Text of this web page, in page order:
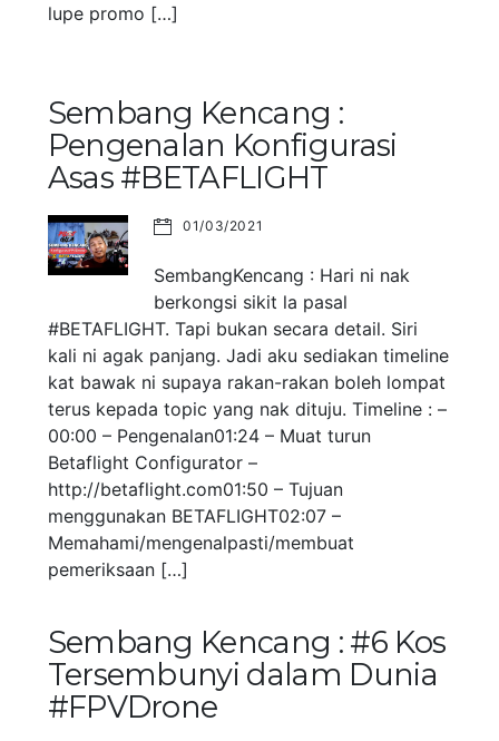
lupe promo […]
Sembang Kencang :
Pengenalan Konfigurasi
Asas #BETAFLIGHT
01/03/2021
SembangKencang : Hari ni nak
berkongsi sikit la pasal
#BETAFLIGHT. Tapi bukan secara detail. Siri
kali ni agak panjang. Jadi aku sediakan timeline
kat bawak ni supaya rakan-rakan boleh lompat
terus kepada topic yang nak dituju. Timeline : –
00:00 – Pengenalan01:24 – Muat turun
Betaflight Configurator –
http://betaflight.com01:50 – Tujuan
menggunakan BETAFLIGHT02:07 –
Memahami/mengenalpasti/membuat
pemeriksaan […]
Sembang Kencang : #6 Kos
Tersembunyi dalam Dunia
#FPVDrone